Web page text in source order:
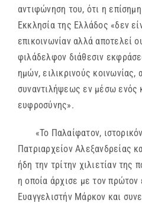
αντιφώνηση του, ότι η
Εκκλησία της Ελλάδος «δεν
επικοινωνίαν αλλά αποτελεί
φιλάδελφον διάθεσιν
ημών, ειλικρινούς κοινωνίας,
συναντιλήψεως εν μέσω ενός
ευφροσύνης».
«Το Παλαίφατον, ιστορικόν
Πατριαρχείον Αλεξανδρείας
ήδη την τρίτην χιλιετίαν της
η οποία άρχισε με τον πρώτον
Ευαγγελιστήν Μάρκον και